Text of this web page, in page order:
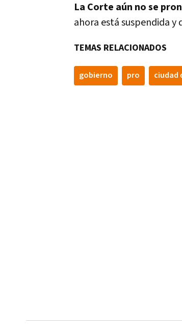
La Corte aún no se
ahora está suspendida
TEMAS RELACIONADOS
gobierno pro ciudad